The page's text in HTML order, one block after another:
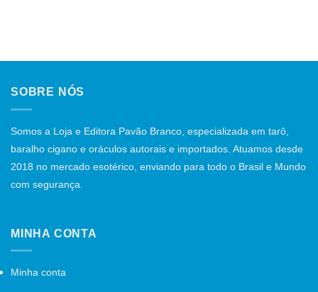
SOBRE NÓS
Somos a Loja e Editora Pavão Branco, especializada em tarô,
baralho cigano e oráculos autorais e importados. Atuamos desde
2018 no mercado esotérico, enviando para todo o Brasil e Mundo
com segurança.
MINHA CONTA
Minha conta